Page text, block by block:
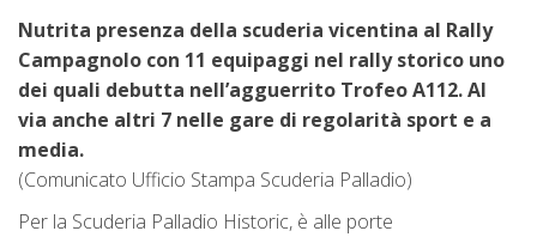
Nutrita presenza della scuderia vicentina al Rally
Campagnolo con 11 equipaggi nel rally storico uno
dei quali debutta nell’agguerrito Trofeo A112. Al
via anche altri 7 nelle gare di regolarità sport e a
media.
(Comunicato Ufficio Stampa Scuderia Palladio)
Per la Scuderia Palladio Historic, è alle porte